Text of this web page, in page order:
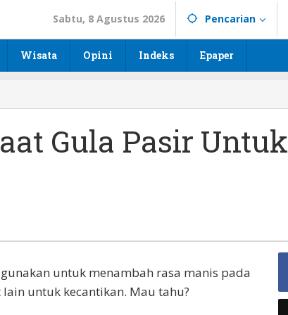
Sabtu, 8 Agustus 2026 Pencarian
Wisata Opini Indeks Epaper
Gula Pasir Untuk
untuk menambah rasa manis pada
untuk kecantikan. Mau tahu?